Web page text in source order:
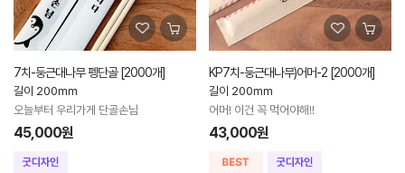
7치-둥근대나무 펭단골 [2000개]
길이 200mm
오늘부터 우리가게 단골손님
45,000원
KP7치-둥근대나무)어머-2 [2000개]
길이 200mm
어머! 이건 꼭 먹어야해!!
43,000원